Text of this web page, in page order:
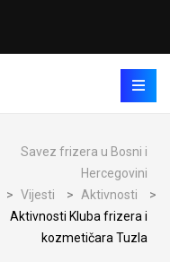
Savez frizera u Bosni i
Hercegovini
> Vijesti > Aktivnosti
>
Aktivnosti Kluba frizera i
kozmetičara Tuzla